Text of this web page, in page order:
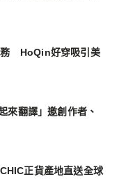
務 HoQin好穿吸引美
來翻譯」邀創作者、
正貨產地直送全球